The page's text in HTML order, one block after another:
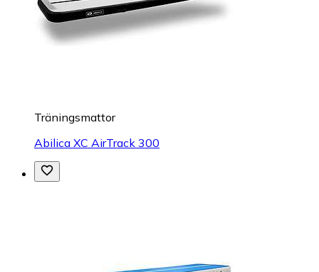
Träningsmattor
Abilica XC AirTrack 300